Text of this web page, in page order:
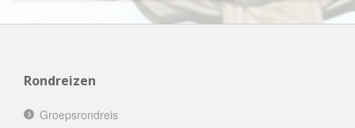
Rondreizen
Groepsrondreis